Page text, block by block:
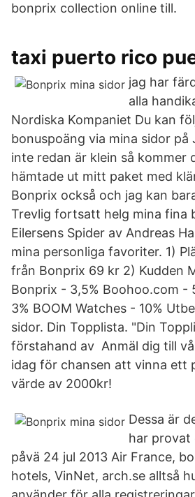
bonprix collection online till.
taxi puerto rico
jag har
alla
Nordiska Kompaniet Du kan
bonuspoäng via mina sidor på
inte redan är klein så kommer
hämtade ut mitt paket med
Bonprix också och jag kan
Trevlig fortsatt helg mina fina
Eilersens Spider av Andreas
mina personliga favoriter. 1)
från Bonprix 69 kr 2) Kudden
Bonprix - 3,5% Boohoo.com -
3% BOOM Watches - 10%
sidor. Din Topplista. "Din
förstahand av Anmäl dig till
idag för chansen att vinna ett
värde av 2000kr!
Dessa är
har provat
påvä 24 jul 2013 Air France,
hotels, VinNet, arch.se alltså